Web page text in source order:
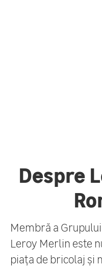
Despre
Membră a
Leroy Merlin este
piața de bricolaj și